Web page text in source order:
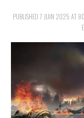
HISTOIRE
CULTURE
PUBLISHED 7 JUIN 2025 AT